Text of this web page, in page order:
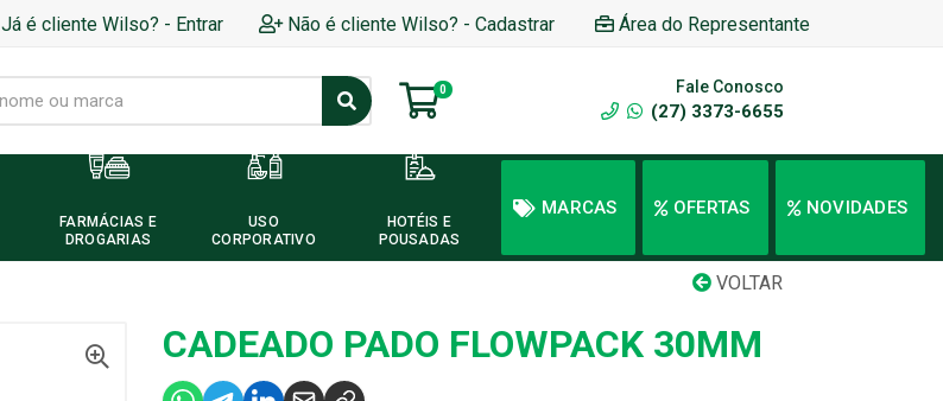
Já é cliente Wilso? - Entrar Não é cliente Wilso? - Cadastrar Área do Representante
0 Fale Conosco
(27) 3373-6655
FARMÁCIAS E
DROGARIAS
USO
CORPORATIVO
HOTÉIS E
POUSADAS
MARCAS OFERTAS NOVIDADES
VOLTAR
CADEADO PADO FLOWPACK 30MM